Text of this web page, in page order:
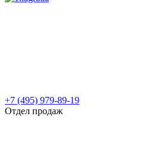
+7 (495) 979-89-19
Отдел продаж